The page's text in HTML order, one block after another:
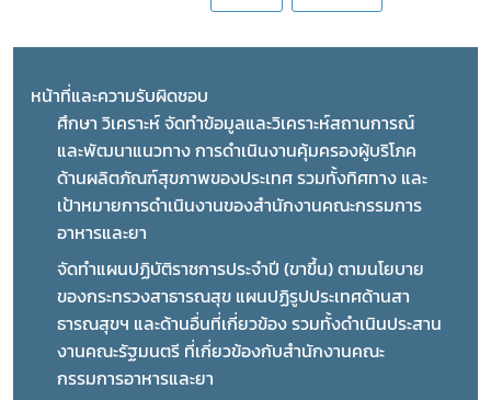
หน้าที่และความรับผิดชอบ
ศึกษา วิเคราะห์ จัดทำข้อมูลและวิเคราะห์สถานการณ์
และพัฒนาแนวทาง การดำเนินงานคุ้มครองผู้บริโภค
ด้านผลิตภัณฑ์สุขภาพของประเทศ รวมทั้งทิศทาง และ
เป้าหมายการดำเนินงานของสำนักงานคณะกรรมการ
อาหารและยา
จัดทำแผนปฏิบัติราชการประจำปี (ขาขึ้น) ตามนโยบาย
ของกระทรวงสาธารณสุข แผนปฏิรูปประเทศด้านสา
ธารณสุขฯ และด้านอื่นที่เกี่ยวข้อง รวมทั้งดำเนินประสาน
งานคณะรัฐมนตรี ที่เกี่ยวข้องกับสำนักงานคณะ
กรรมการอาหารและยา
Subscribe
เลือกหัวข้อที่ท่านต้องการ Subscribe